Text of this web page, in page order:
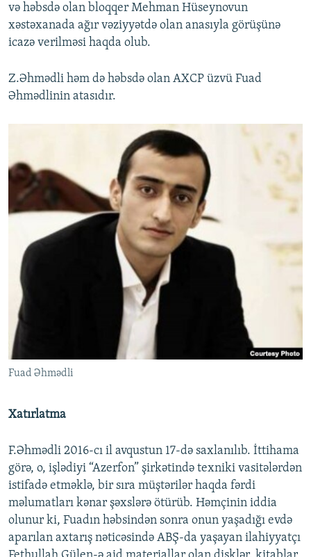
və həbsdə olan bloqqer Mehman Hüseynovun
xəstəxanada ağır vəziyyətdə olan anasıyla görüşünə
icazə verilməsi haqda olub.
Z.Əhmədli həm də həbsdə olan AXCP üzvü Fuad
Əhmədlinin atasıdır.
Fuad Əhmədli
Xatırlatma
F.Əhmədli 2016-cı il avqustun 17-də saxlanılıb. İttihama
görə, o, işlədiyi “Azerfon” şirkətində texniki vasitələrdən
istifadə etməklə, bir sıra müştərilər haqda fərdi
məlumatları kənar şəxslərə ötürüb. Həmçinin iddia
olunur ki, Fuadın həbsindən sonra onun yaşadığı evdə
aparılan axtarış nəticəsində ABŞ-da yaşayan ilahiyyatçı